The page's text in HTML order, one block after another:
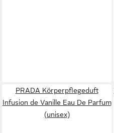
PRADA Körperpflegeduft
Infusion de Vanille Eau De Parfum
(unisex)